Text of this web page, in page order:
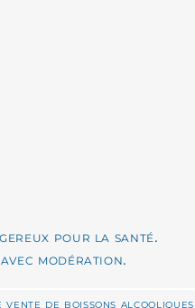
pour la santé.
modération.
de boissons alcooliques